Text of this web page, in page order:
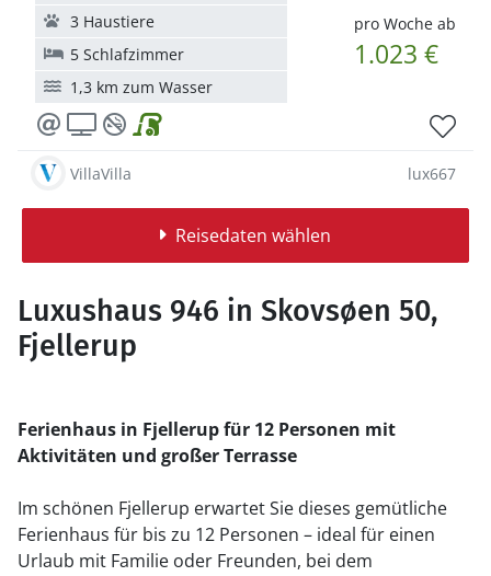
pro Woche ab
1.023 €
3 Haustiere
5 Schlafzimmer
1,3 km zum Wasser
VillaVilla lux667
Reisedaten wählen
Luxushaus 946 in Skovsøen 50,
Fjellerup
Ferienhaus in Fjellerup für 12 Personen mit
Aktivitäten und großer Terrasse
Im schönen Fjellerup erwartet Sie dieses gemütliche
Ferienhaus für bis zu 12 Personen – ideal für einen
Urlaub mit Familie oder Freunden, bei dem